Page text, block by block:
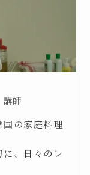
師
の家庭料理
に、日々のレ